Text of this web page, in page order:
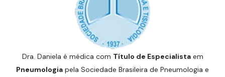
Dra. Daniela é médica com Título de Especialistaem
Pneumologia pela Sociedade Brasileira de Pneumologia e